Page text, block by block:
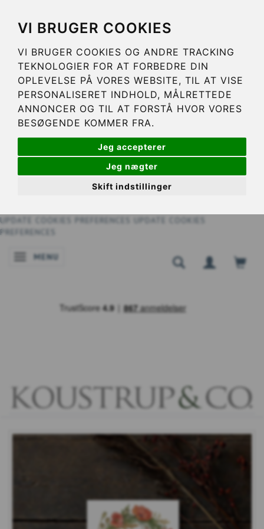
VI BRUGER COOKIES
VI BRUGER COOKIES OG ANDRE TRACKING
TEKNOLOGIER FOR AT FORBEDRE DIN
OPLEVELSE PÅ VORES WEBSITE, TIL AT VISE
PERSONALISERET INDHOLD, MÅLRETTEDE
ANNONCER OG TIL AT FORSTÅ HVOR VORES
BESØGENDE KOMMER FRA.
Jeg accepterer
Jeg nægter
Skift indstillinger
UPDATE COOKIES PREFERENCES
UPDATE COOKIES
PREFERENCES
SKIFTE NAVIGATION
MENU